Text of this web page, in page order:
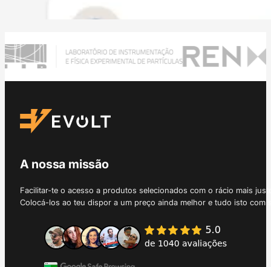
A nossa missão
Facilitar-te o acesso a produtos selecionados com o rácio mais
Colocá-los ao teu dispor a um preço ainda melhor e tudo isto